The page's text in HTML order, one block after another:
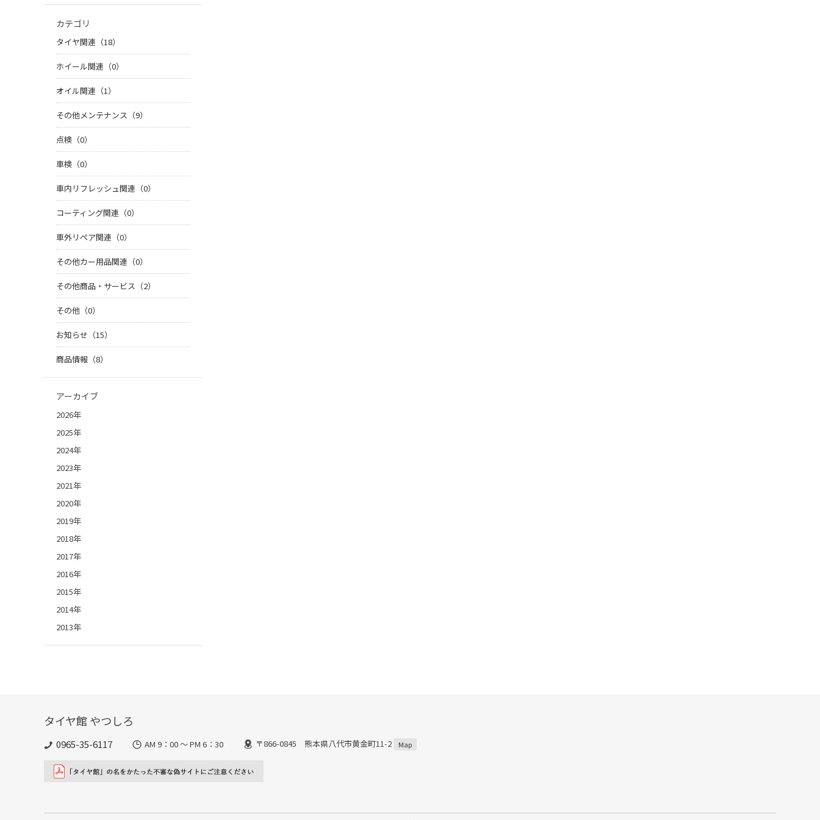
カテゴリ
タイヤ関連（18）
ホイール関連（0）
オイル関連（1）
その他メンテナンス（9）
点検（0）
車検（0）
車内リフレッシュ関連（0）
コーティング関連（0）
車外リペア関連（0）
その他カー用品関連（0）
その他商品・サービス（2）
その他（0）
お知らせ（15）
商品情報（8）
アーカイブ
2026年
2025年
2024年
2023年
2021年
2020年
2019年
2018年
2017年
2016年
2015年
2014年
2013年
タイヤ館 やつしろ
0965-35-6117 AM 9：00 ～ PM 6：30 〒866-0845 熊本県八代市黄金町11-2 Map